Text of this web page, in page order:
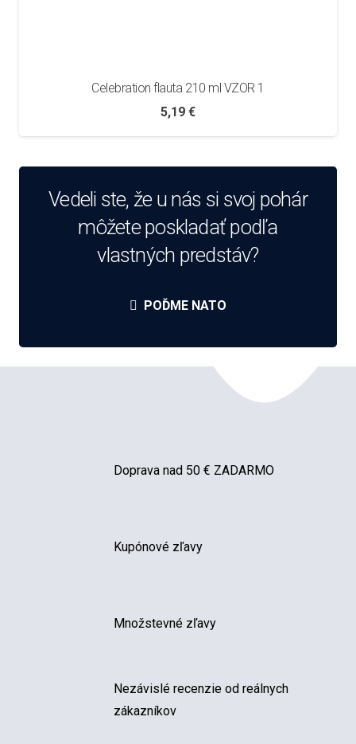
Celebration flauta 210 ml VZOR 1
5,19 €
Vedeli ste, že u nás si svoj pohár
môžete poskladať podľa
vlastných predstáv?
POĎME NATO
Doprava nad 50 € ZADARMO
Kupónové zľavy
Množstevné zľavy
Nezávislé recenzie od reálnych
zákazníkov